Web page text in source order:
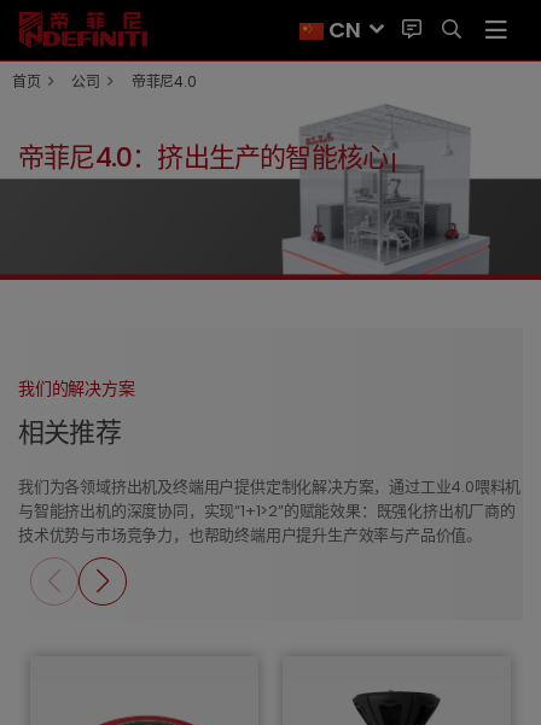
CN
首页 公司 帝菲尼4.0
帝菲尼4.0：挤出生产的智能核心
我们的解决方案
相关推荐
我们为各领域挤出机及终端用户提供定制化解决方案，通过工业4.0喂料机
与智能挤出机的深度协同，实现“1+1>2”的赋能效果：既强化挤出机厂商的
技术优势与市场竞争力，也帮助终端用户提升生产效率与产品价值。